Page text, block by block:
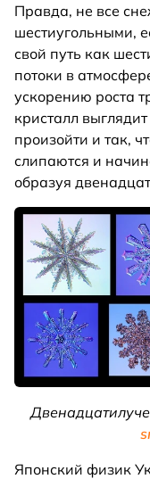
Правда, не все
шестиугольными,
свой путь как
потоки в
ускорению роста
кристалл
произойти и так,
слипаются и
образуя
Японский физик